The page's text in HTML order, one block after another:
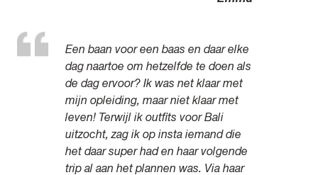
Een baan voor een baas en daar elke
dag naartoe om hetzelfde te doen als
de dag ervoor? Ik was net klaar met
mijn opleiding, maar niet klaar met
leven! Terwijl ik outfits voor Bali
uitzocht, zag ik op insta iemand die
het daar super had en haar volgende
trip al aan het plannen was. Via haar